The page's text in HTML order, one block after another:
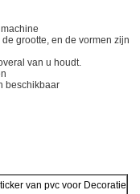
grootte, en de vormen zijn
van u houdt.
beschikbaar
van pvc voor Decoratie